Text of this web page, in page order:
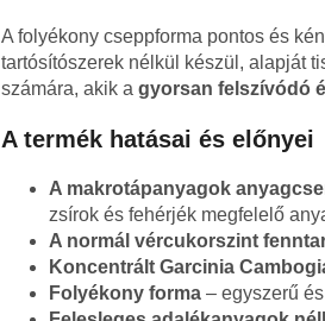
A folyékony cseppforma pontos és
tartósítószerek nélkül készül, alapját
számára, akik a gyorsan felszívódó
A termék hatásai és előnyei
A makrotápanyagok
zsírok és fehérjék megfelelő
A normál vércukorszint
Koncentrált Garcinia
Folyékony forma – egyszerű